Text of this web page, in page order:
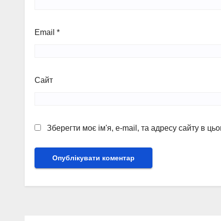
Email *
Сайт
Зберегти моє ім'я, e-mail, та адресу сайту в